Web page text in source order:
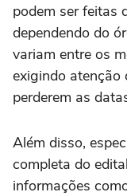
podem ser feitas
dependendo do
variam entre os
exigindo atenção
perderem as
Além disso,
completa do
informações